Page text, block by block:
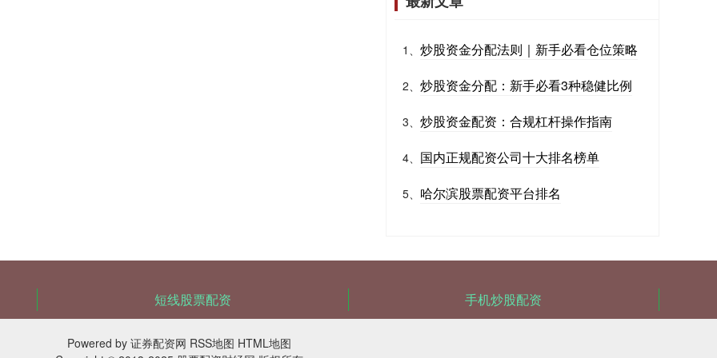
1、 炒股资金分配法则｜新手必看仓位策略
2、 炒股资金分配：新手必看3种稳健比例
3、 炒股资金配资：合规杠杆操作指南
4、 国内正规配资公司十大排名榜单
5、 哈尔滨股票配资平台排名
短线股票配资 手机炒股配资
Powered by 证券配资网 RSS地图 HTML地图